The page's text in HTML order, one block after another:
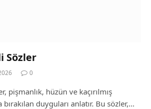
Sözler
0
pişmanlık, hüzün ve kaçırılmış
duyguları anlatır. Bu sözler,…